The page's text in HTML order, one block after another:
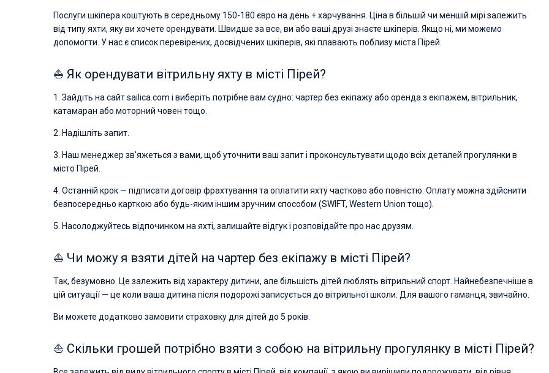
Послуги шкіпера коштують в середньому 150-180 євро на день + харчування. Ціна в більшій чи меншій мірі залежить
від типу яхти, яку ви хочете орендувати. Швидше за все, ви або ваші друзі знаєте шкіперів. Якщо ні, ми можемо
допомогти. У нас є список перевірених, досвідчених шкіперів, які плавають поблизу міста Пірей.
⛵ Як орендувати вітрильну яхту в місті Пірей?
1. Зайдіть на сайт sailica.com і виберіть потрібне вам судно: чартер без екіпажу або оренда з екіпажем, вітрильник,
катамаран або моторний човен тощо.
2. Надішліть запит.
3. Наш менеджер зв'яжеться з вами, щоб уточнити ваш запит і проконсультувати щодо всіх деталей прогулянки в
місто Пірей.
4. Останній крок — підписати договір фрахтування та оплатити яхту частково або повністю. Оплату можна здійснити
безпосередньо карткою або будь-яким іншим зручним способом (SWIFT, Western Union тощо).
5. Насолоджуйтесь відпочинком на яхті, залишайте відгук і розповідайте про нас друзям.
⛵ Чи можу я взяти дітей на чартер без екіпажу в місті Пірей?
Так, безумовно. Це залежить від характеру дитини, але більшість дітей люблять вітрильний спорт. Найнебезпечніше в
цій ситуації — це коли ваша дитина після подорожі записується до вітрильної школи. Для вашого гаманця, звичайно.
Ви можете додатково замовити страховку для дітей до 5 років.
⛵ Скільки грошей потрібно взяти з собою на вітрильну прогулянку в місті Пірей?